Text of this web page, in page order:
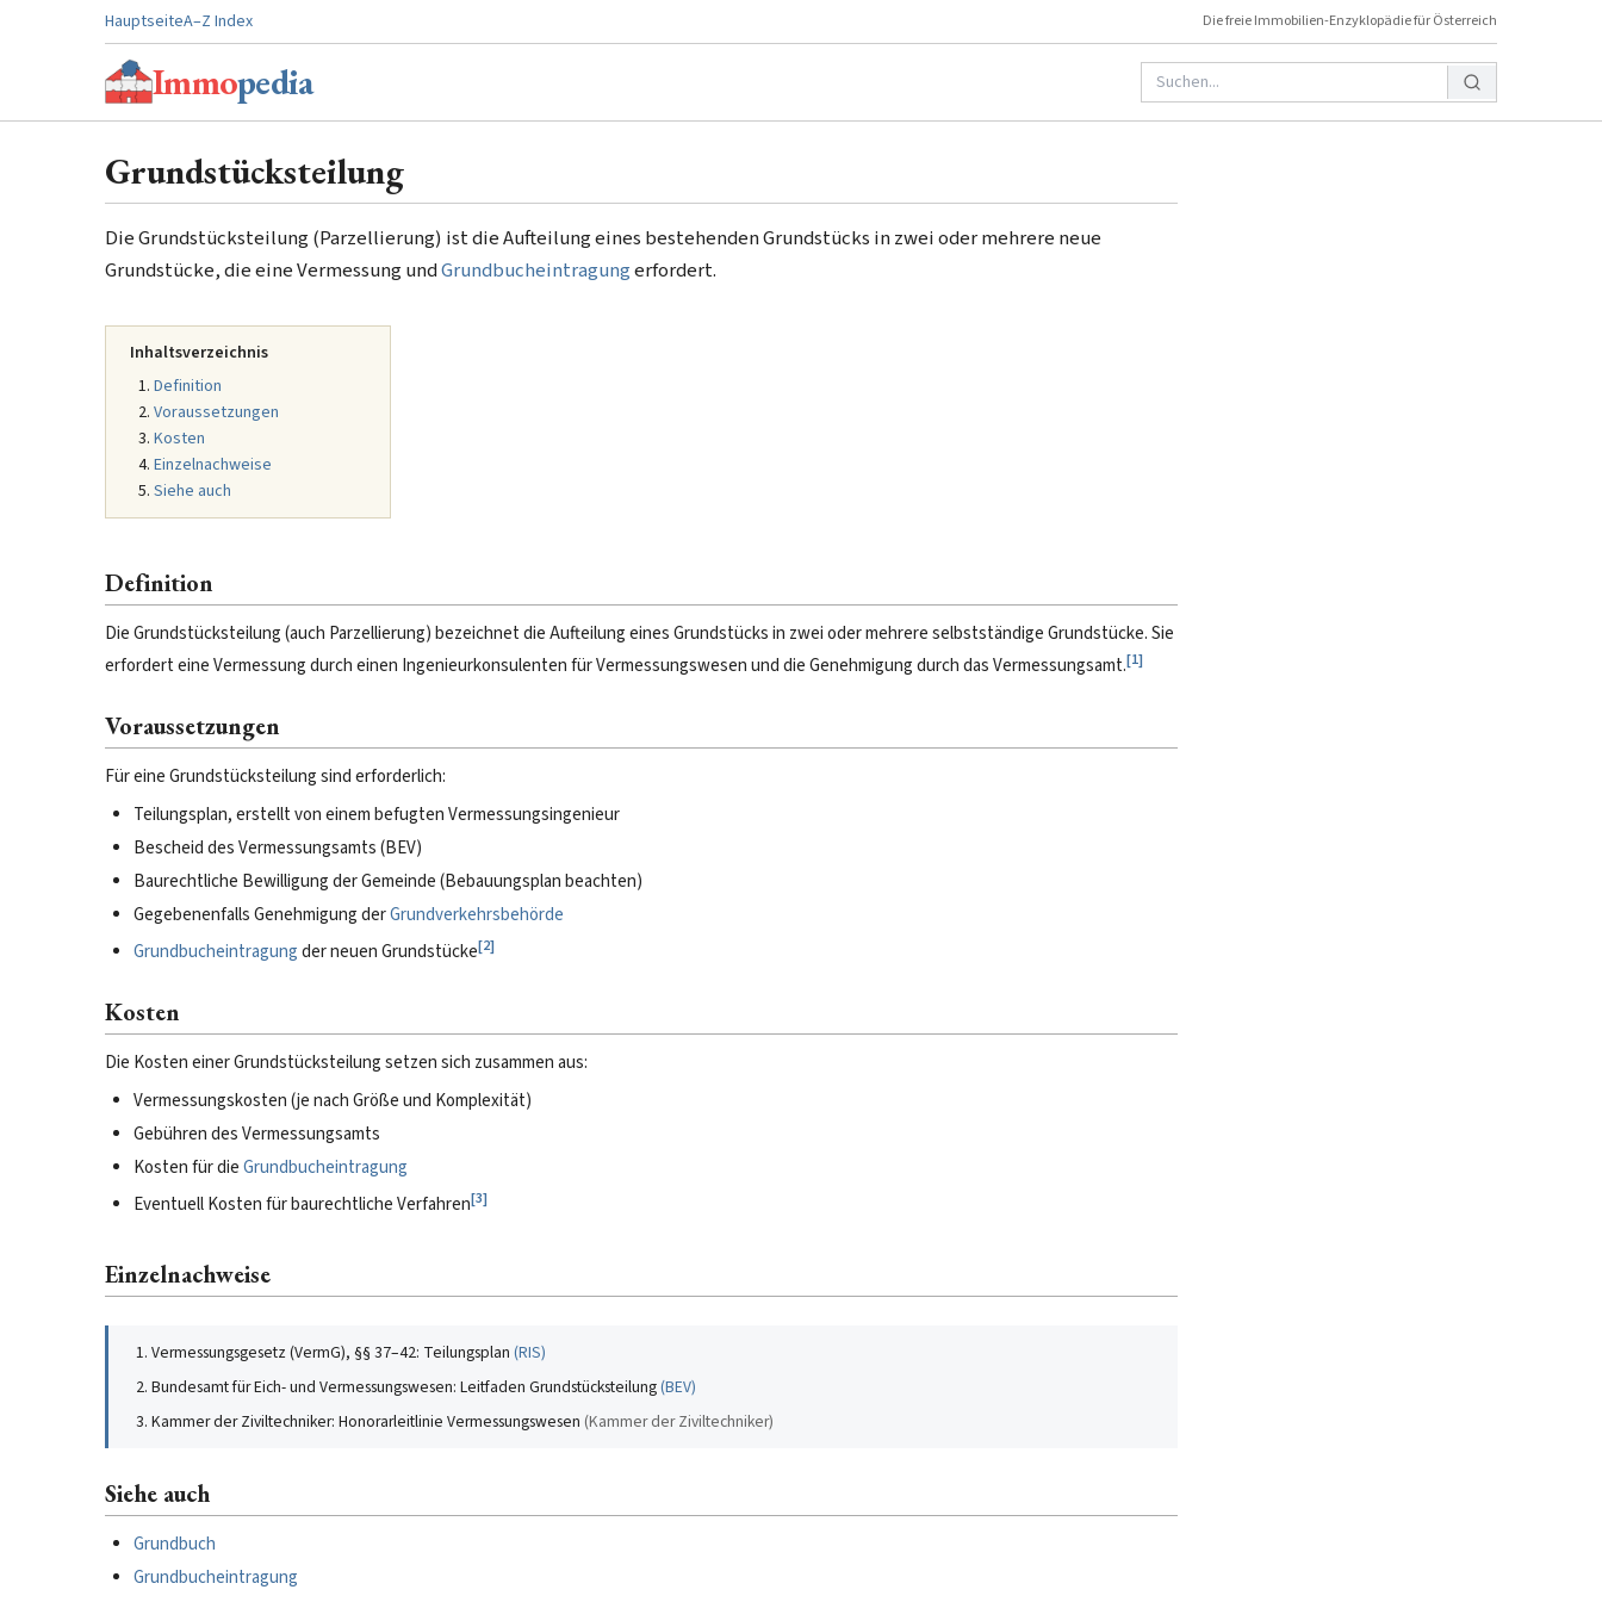
HauptseiteA–Z Index Die freie Immobilien-Enzyklopädie für Österreich
Immopedia
Grundstücksteilung
Die Grundstücksteilung (Parzellierung) ist die Aufteilung eines bestehenden Grundstücks in zwei oder mehrere neue
Grundstücke, die eine Vermessung undGrundbucheintragungerfordert.
Inhaltsverzeichnis
Definition
Voraussetzungen
Kosten
Einzelnachweise
Siehe auch
Definition
Die Grundstücksteilung (auch Parzellierung) bezeichnet die Aufteilung eines Grundstücks in zwei oder mehrere selbstständige Grundstücke. Sie
erfordert eine Vermessung durch einen Ingenieurkonsulenten für Vermessungswesen und die Genehmigung durch das Vermessungsamt.[1]
Voraussetzungen
Für eine Grundstücksteilung sind erforderlich:
Teilungsplan, erstellt von einem befugten Vermessungsingenieur
Bescheid des Vermessungsamts (BEV)
Baurechtliche Bewilligung der Gemeinde (Bebauungsplan beachten)
Gegebenenfalls Genehmigung derGrundverkehrsbehörde
Grundbucheintragungder neuen Grundstücke[2]
Kosten
Die Kosten einer Grundstücksteilung setzen sich zusammen aus:
Vermessungskosten (je nach Größe und Komplexität)
Gebühren des Vermessungsamts
Kosten für dieGrundbucheintragung
Eventuell Kosten für baurechtliche Verfahren[3]
Einzelnachweise
Vermessungsgesetz (VermG), §§ 37–42: Teilungsplan (RIS)
Bundesamt für Eich- und Vermessungswesen: Leitfaden Grundstücksteilung(BEV)
Kammer der Ziviltechniker: Honorarleitlinie Vermessungswesen (Kammer der Ziviltechniker)
Siehe auch
Grundbuch
Grundbucheintragung